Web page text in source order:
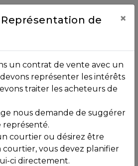
plus de photos
de
×
un contrat de vente avec un
représenter les intérêts
traiter les acheteurs de
nous demande de suggérer
courtier ou désirez être
vous devez planifier
ci directement.